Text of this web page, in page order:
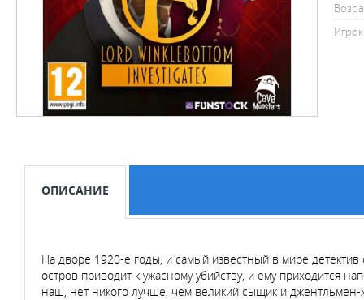
ОПИСАНИЕ
На дворе 1920-е годы, и самый известный в мире
остров приводит к ужасному убийству, и ему приходится
наш, нет никого лучше, чем великий сыщик и джентльмен-